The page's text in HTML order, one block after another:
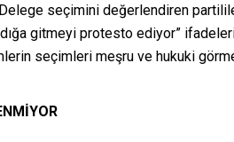
Delege seçimini değerlendiren
gitmeyi protesto ediyor”
seçimleri meşru ve hukuki